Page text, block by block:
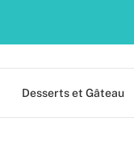
Desserts et Gâteau